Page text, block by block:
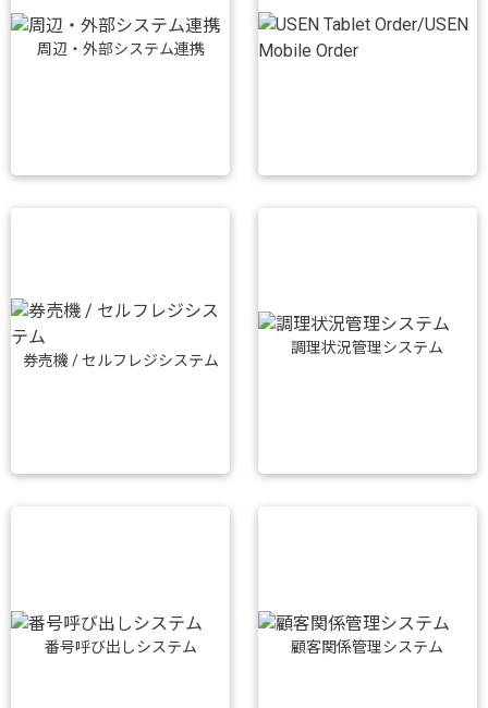
周辺・外部システム連携
券売機 / セルフレジシステム
調理状況管理システム
番号呼び出しシステム 顧客関係管理システム